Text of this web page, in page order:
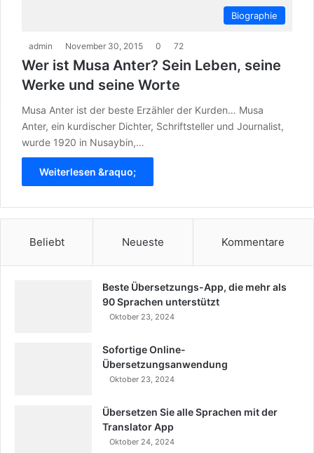
Biographie
admin November 30, 2015 0 72
Wer ist Musa Anter? Sein Leben, seine
Werke und seine Worte
Musa Anter ist der beste Erzähler der Kurden… Musa
Anter, ein kurdischer Dichter, Schriftsteller und Journalist,
wurde 1920 in Nusaybin,…
Weiterlesen &raquo;
Beliebt Neueste Kommentare
Beste Übersetzungs-App, die mehr als
90 Sprachen unterstützt
Oktober 23, 2024
Sofortige Online-
Übersetzungsanwendung
Oktober 23, 2024
Übersetzen Sie alle Sprachen mit der
Translator App
Oktober 24, 2024